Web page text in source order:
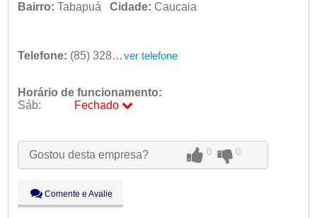
Bairro: Tabapuá Cidade: Caucaia
Telefone: (85) 3285-3602 ver telefone
Horário de funcionamento:
Sáb:
Fechado
Ter:
09:00 - 18:00
Qua:
09:00 - 18:00
Sex:
09:00 - 18:00
Sáb:
Fechado
Gostou desta empresa? 0 0
Comente e Avalie